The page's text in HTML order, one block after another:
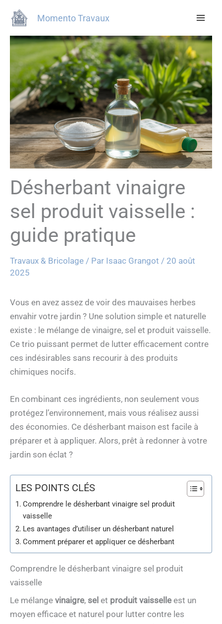
contenu
Momento Travaux
Désherbant vinaigre
sel produit vaisselle :
guide pratique
Travaux & Bricolage / Par Isaac Grangot / 20 août
2025
Vous en avez assez de voir des mauvaises herbes
envahir votre jardin ? Une solution simple et naturelle
existe : le mélange de vinaigre, sel et produit vaisselle.
Ce trio puissant permet de lutter efficacement contre
ces indésirables sans recourir à des produits
chimiques nocifs.
En combinant ces ingrédients, non seulement vous
protégez l’environnement, mais vous réalisez aussi
des économies. Ce désherbant maison est facile à
préparer et à appliquer. Alors, prêt à redonner à votre
jardin son éclat ?
LES POINTS CLÉS
Comprendre le désherbant vinaigre sel produit
vaisselle
Les avantages d’utiliser un désherbant naturel
Comment préparer et appliquer ce désherbant
Comprendre le désherbant vinaigre sel produit
vaisselle
Le mélange vinaigre, sel et produit vaisselle est un
moyen efficace et naturel pour lutter contre les